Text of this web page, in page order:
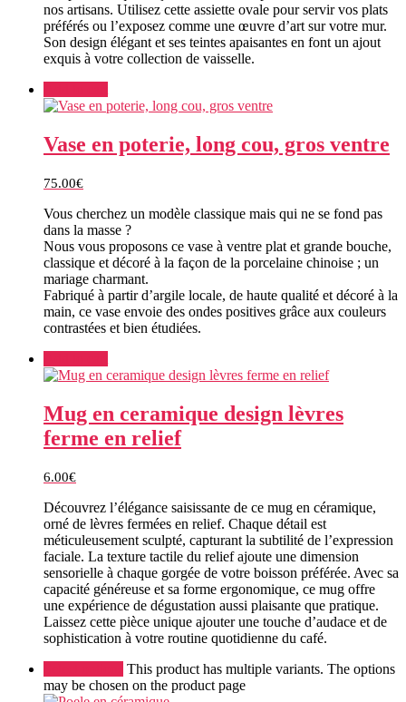
nos artisans. Utilisez cette assiette ovale pour servir vos plats
préférés ou l’exposez comme une œuvre d’art sur votre mur.
Son design élégant et ses teintes apaisantes en font un ajout
exquis à votre collection de vaisselle.
Vase en poterie, long cou, gros ventre
75.00€
Vous cherchez un modèle classique mais qui ne se fond pas
dans la masse ?
Nous vous proposons ce vase à ventre plat et grande bouche,
classique et décoré à la façon de la porcelaine chinoise ; un
mariage charmant.
Fabriqué à partir d’argile locale, de haute qualité et décoré à la
main, ce vase envoie des ondes positives grâce aux couleurs
contrastées et bien étudiées.
Mug en ceramique design lèvres
ferme en relief
6.00€
Découvrez l’élégance saisissante de ce mug en céramique,
orné de lèvres fermées en relief. Chaque détail est
méticuleusement sculpté, capturant la subtilité de l’expression
faciale. La texture tactile du relief ajoute une dimension
sensorielle à chaque gorgée de votre boisson préférée. Avec sa
capacité généreuse et sa forme ergonomique, ce mug offre
une expérience de dégustation aussi plaisante que pratique.
Laissez cette pièce unique ajouter une touche d’audace et de
sophistication à votre routine quotidienne du café.
This product has multiple variants. The options
may be chosen on the product page